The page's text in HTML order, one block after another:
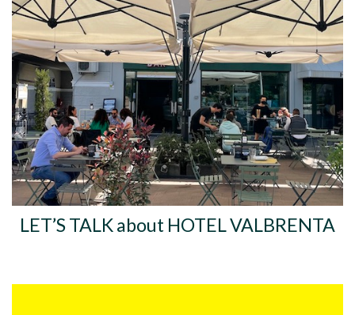
LET’S TALK about HOTEL VALBRENTA